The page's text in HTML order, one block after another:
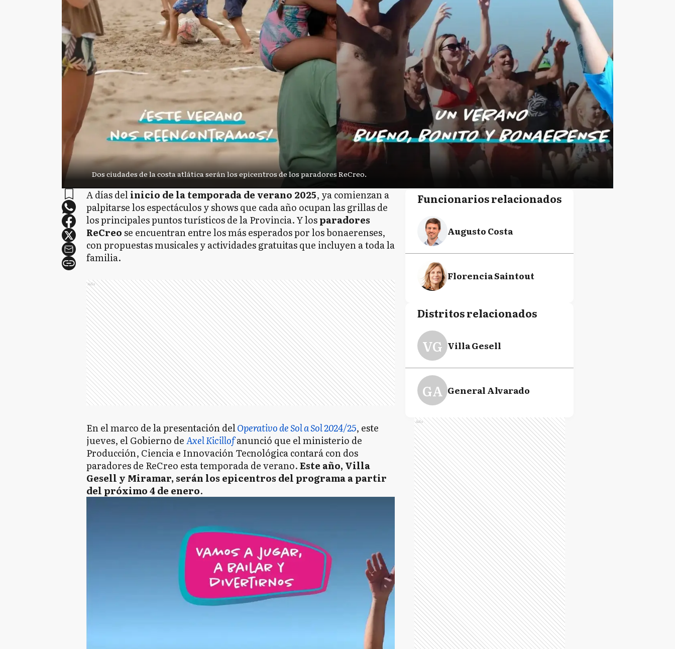
Dos ciudades de la costa atlática serán los epicentros de los paradores ReCreo.
A días delinicio de la temporada de verano 2025, ya comienzan a
palpitarse los espectáculos y shows que cada año ocupan las grillas de
los principales puntos turísticos de la Provincia. Y losparadores
ReCreose encuentran entre los más esperados por los bonaerenses,
con propuestas musicales y actividades gratuitas que incluyen a toda la
familia.
Ads
En el marco de la presentación delOperativo de Sol a Sol 2024/25, este
jueves, el Gobierno deAxel Kicillofanunció que el ministerio de
Producción, Ciencia e Innovación Tecnológica contará con dos
paradores de ReCreo esta temporada de verano.Este año, Villa
Gesell y Miramar, serán los epicentros del programa a partir
del próximo 4 de enero.
Funcionarios relacionados
Augusto Costa
Florencia Saintout
Distritos relacionados
VG Villa Gesell
GA General Alvarado
Ads